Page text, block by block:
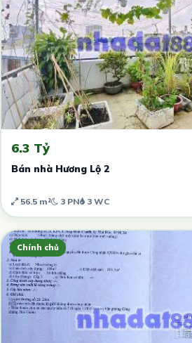
6.3 Tỷ
Bán nhà Hương Lộ 2
56.5 m² 3 PN 3 WC
Chính chủ